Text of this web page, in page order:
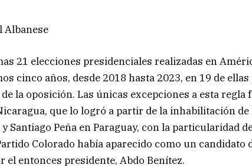
Albanese
21 elecciones presidenciales realizadas en
cinco años, desde 2018 hasta 2023, en 19 de
la oposición. Las únicas excepciones a esta
que lo logró a partir de la inhabilitación
Santiago Peña en Paraguay, con la particularidad
Colorado había aparecido como un
el entonces presidente, Abdo Benítez.